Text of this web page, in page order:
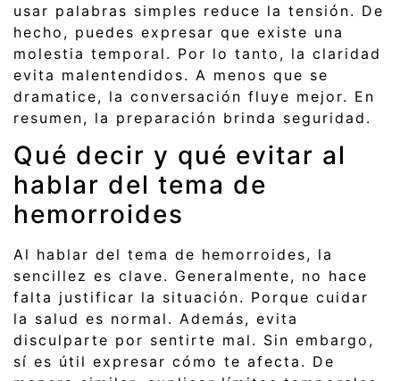
usar palabras simples reduce la tensión. De
hecho, puedes expresar que existe una
molestia temporal. Por lo tanto, la claridad
evita malentendidos. A menos que se
dramatice, la conversación fluye mejor. En
resumen, la preparación brinda seguridad.
Qué decir y qué evitar al
hablar del tema de
hemorroides
Al hablar del tema de hemorroides, la
sencillez es clave. Generalmente, no hace
falta justificar la situación. Porque cuidar
la salud es normal. Además, evita
disculparte por sentirte mal. Sin embargo,
sí es útil expresar cómo te afecta. De